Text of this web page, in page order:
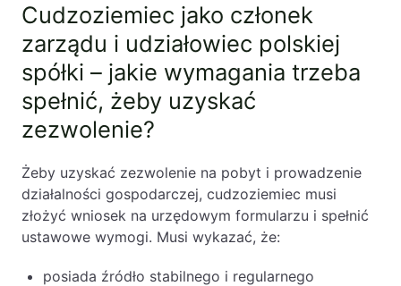
Cudzoziemiec jako członek
zarządu i udziałowiec polskiej
spółki – jakie wymagania trzeba
spełnić, żeby uzyskać
zezwolenie?
Żeby uzyskać zezwolenie na pobyt i prowadzenie
działalności gospodarczej, cudzoziemiec musi
złożyć wniosek na urzędowym formularzu i spełnić
ustawowe wymogi. Musi wykazać, że:
posiada źródło stabilnego i regularnego